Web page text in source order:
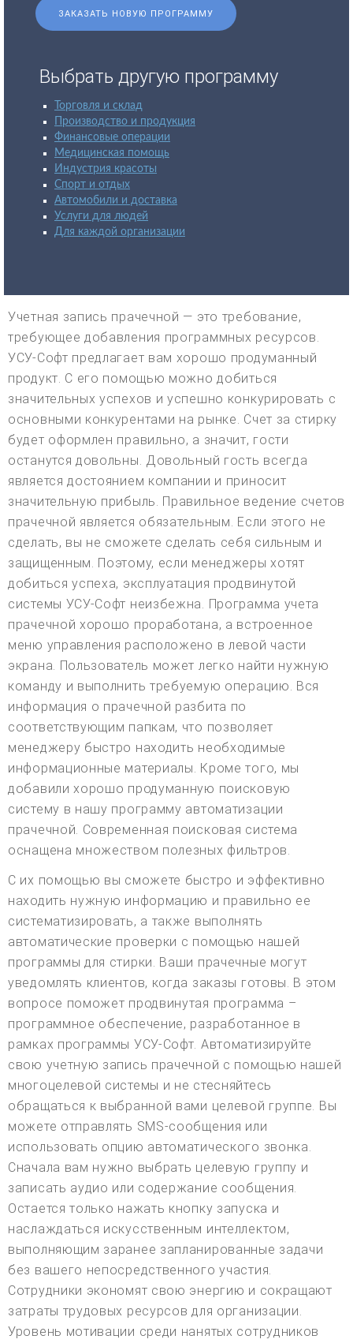
ЗАКАЗАТЬ НОВУЮ ПРОГРАММУ
Выбрать другую программу
Торговля и склад
Производство и продукция
Финансовые операции
Медицинская помощь
Индустрия красоты
Спорт и отдых
Автомобили и доставка
Услуги для людей
Для каждой организации
Учетная запись прачечной — это требование,
требующее добавления программных ресурсов.
УСУ-Софт предлагает вам хорошо продуманный
продукт. С его помощью можно добиться
значительных успехов и успешно конкурировать с
основными конкурентами на рынке. Счет за стирку
будет оформлен правильно, а значит, гости
останутся довольны. Довольный гость всегда
является достоянием компании и приносит
значительную прибыль. Правильное ведение счетов
прачечной является обязательным. Если этого не
сделать, вы не сможете сделать себя сильным и
защищенным. Поэтому, если менеджеры хотят
добиться успеха, эксплуатация продвинутой
системы УСУ-Софт неизбежна. Программа учета
прачечной хорошо проработана, а встроенное
меню управления расположено в левой части
экрана. Пользователь может легко найти нужную
команду и выполнить требуемую операцию. Вся
информация о прачечной разбита по
соответствующим папкам, что позволяет
менеджеру быстро находить необходимые
информационные материалы. Кроме того, мы
добавили хорошо продуманную поисковую
систему в нашу программу автоматизации
прачечной. Современная поисковая система
оснащена множеством полезных фильтров.
С их помощью вы сможете быстро и эффективно
находить нужную информацию и правильно ее
систематизировать, а также выполнять
автоматические проверки с помощью нашей
программы для стирки. Ваши прачечные могут
уведомлять клиентов, когда заказы готовы. В этом
вопросе поможет продвинутая программа –
программное обеспечение, разработанное в
рамках программы УСУ-Софт. Автоматизируйте
свою учетную запись прачечной с помощью нашей
многоцелевой системы и не стесняйтесь
обращаться к выбранной вами целевой группе. Вы
можете отправлять SMS-сообщения или
использовать опцию автоматического звонка.
Сначала вам нужно выбрать целевую группу и
записать аудио или содержание сообщения.
Остается только нажать кнопку запуска и
наслаждаться искусственным интеллектом,
выполняющим заранее запланированные задачи
без вашего непосредственного участия.
Сотрудники экономят свою энергию и сокращают
затраты трудовых ресурсов для организации.
Уровень мотивации среди нанятых сотрудников